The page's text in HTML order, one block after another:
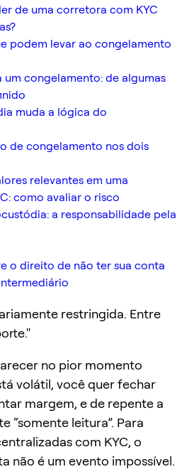
de uma corretora com KYC
podem levar ao congelamento
congelamento: de algumas
muda a lógica do
de congelamento nos dois
relevantes em uma
como avaliar o risco
a responsabilidade pela
o direito de não ter sua conta
restringida. Entre
no pior momento
volátil, você quer fechar
margem, e de repente a
“somente leitura”. Para
com KYC, o
não é um evento impossível.